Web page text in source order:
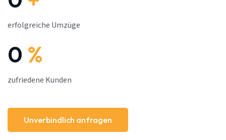
erfolgreiche Umzüge
0 %
zufriedene Kunden
Unverbindlich anfragen